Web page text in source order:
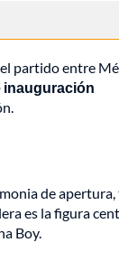
partido entre
inauguración
de
es la figura
Boy.